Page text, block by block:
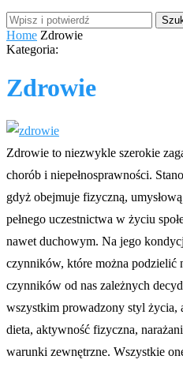
Home Zdrowie
Kategoria:
Zdrowie
Zdrowie to niezwykle szerokie
chorób i niepełnosprawności.
gdyż obejmuje fizyczną,
pełnego uczestnictwa w życiu
nawet duchowym. Na jego
czynników, które można podzielić
czynników od nas zależnych
wszystkim prowadzony styl życia,
dieta, aktywność fizyczna,
warunki zewnętrzne. Wszystkie